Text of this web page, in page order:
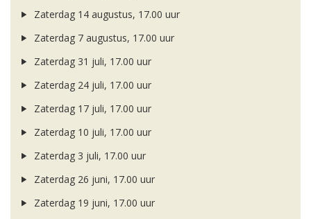
Zaterdag 14 augustus, 17.00 uur
Zaterdag 7 augustus, 17.00 uur
Zaterdag 31 juli, 17.00 uur
Zaterdag 24 juli, 17.00 uur
Zaterdag 17 juli, 17.00 uur
Zaterdag 10 juli, 17.00 uur
Zaterdag 3 juli, 17.00 uur
Zaterdag 26 juni, 17.00 uur
Zaterdag 19 juni, 17.00 uur